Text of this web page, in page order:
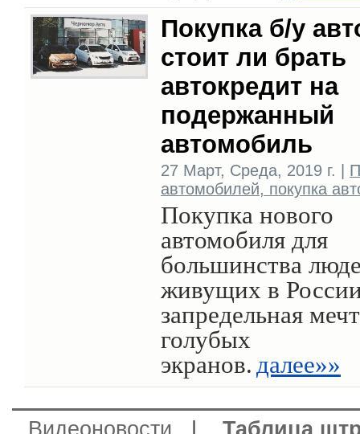
Покупка б/у
стоит ли брать
автокредит на
подержанный
автомобиль
27 Март, Среда, 2019 г. |
автомобилей, покупка
Покупка нового
автомобиля для
большинства
живущих в
запредельная
голубых
экранов. далее»»
Видеоновости Таблица